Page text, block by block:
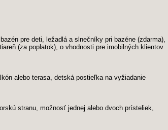
pre deti, ležadlá a slnečníky pri bazéne (zdarma),
(za poplatok), o vhodnosti pre imobilných klientov
alebo terasa, detská postieľka na vyžiadanie
stranu, možnosť jednej alebo dvoch prísteliek,